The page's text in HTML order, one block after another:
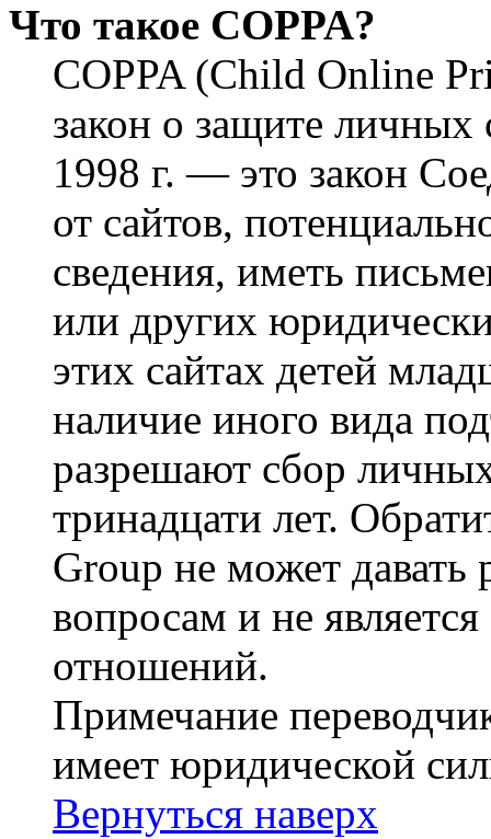
Что такое COPPA?
COPPA (Child Online
закон о защите личных
1998 г. — это закон
от сайтов,
сведения, иметь
или других
этих сайтах детей
наличие иного вида
разрешают сбор
тринадцати лет.
Group не может
вопросам и не
отношений.
Примечание
имеет юридической
Вернуться наверх